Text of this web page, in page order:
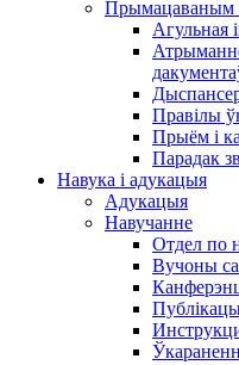
Прымацаваным
Агульная
Правілы
Прыём і
Парадак
Навука і адукацыя
Адукацыя
Навучанне
Отдел по
Вучоны